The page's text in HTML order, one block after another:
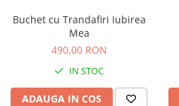
Buchet cu Trandafiri Iubirea
Mea
490,00 RON
IN STOC
ADAUGA IN COS